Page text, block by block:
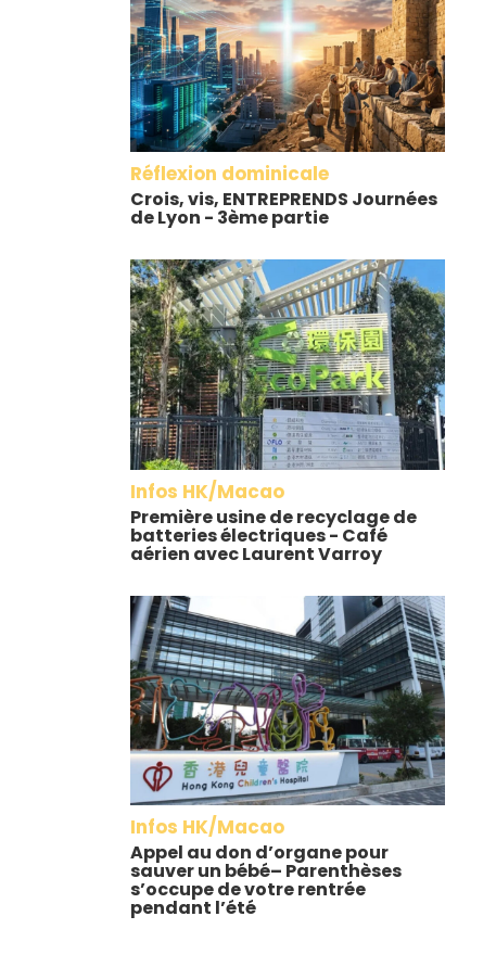
Réflexion dominicale
Crois, vis, ENTREPRENDS Journées
de Lyon - 3ème partie
Infos HK/Macao
Première usine de recyclage de
batteries électriques - Café
aérien avec Laurent Varroy
Infos HK/Macao
Appel au don d’organe pour
sauver un bébé– Parenthèses
s’occupe de votre rentrée
pendant l’été